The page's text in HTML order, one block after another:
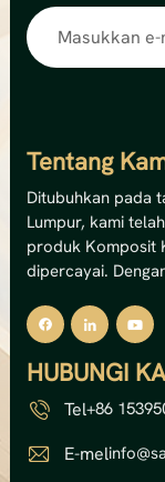
Tentang
Ditubuhkan pada
Lumpur, kami
produk Komposit
dipercayai.
penyelesaian dek
barisan
bersamaan
Kapasiti ini
dan
HUBUNGI
Tel+86
E-mel